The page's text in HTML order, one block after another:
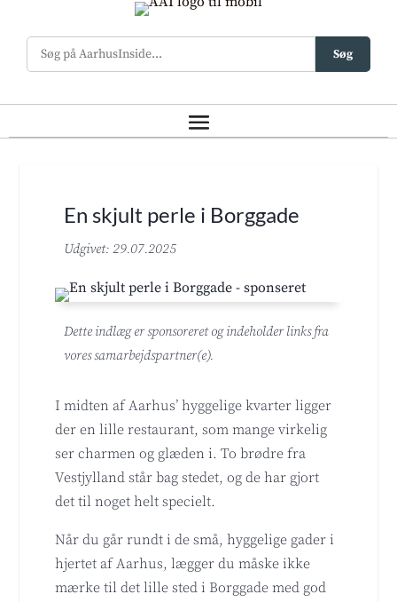
Søg
En skjult perle i Borggade
Udgivet: 29.07.2025
Dette indlæg er sponsoreret og indeholder links fra
vores samarbejdspartner(e).
I midten af Aarhus’ hyggelige kvarter ligger
der en lille restaurant, som mange virkelig
ser charmen og glæden i. To brødre fra
Vestjylland står bag stedet, og de har gjort
det til noget helt specielt.
Når du går rundt i de små, hyggelige gader i
hjertet af Aarhus, lægger du måske ikke
mærke til det lille sted i Borggade med god